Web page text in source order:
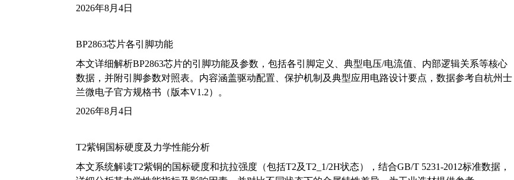
2026年8月4日
BP2863芯片各引脚功能
本文详细解析BP2863芯片的引脚功能及参数，包括各引脚定义、典型电压/电流值、内部逻辑关系等核心
数据，并附引脚参数对照表。内容涵盖驱动配置、保护机制及典型应用电路设计要点，数据参考自杭州士
兰微电子官方规格书（版本V1.2）。
2026年8月4日
T2紫铜国标硬度及力学性能分析
本文系统解读T2紫铜的国标硬度和抗拉强度（包括T2及T2_1/2H状态），结合GB/T 5231-2012标准数据，